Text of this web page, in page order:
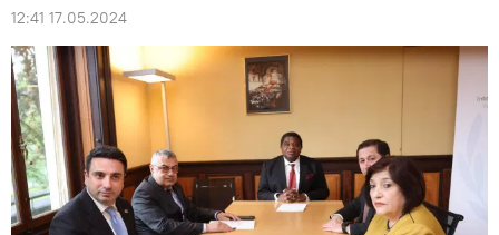
12:41 17.05.2024